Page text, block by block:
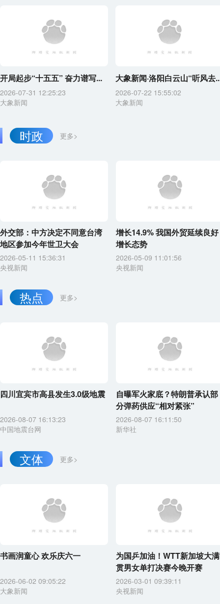
开局起步“十五五” 奋力谱写...
2026-07-31 12:25:23
大象新闻
大象新闻·洛阳白云山“听风去
2026-07-22 15:55:02
大象新闻
更多>
时政
外交部：中方决定不同意台湾
地区参加今年世卫大会
2026-05-11 15:36:31
央视新闻
增长14.9% 我国外贸延续良好
增长态势
2026-05-09 11:01:56
央视新闻
更多>
热点
四川宜宾市高县发生3.0级地震
2026-08-07 16:13:23
中国地震台网
自曝军火家底？特朗普承认部
分弹药供应“相对紧张”
2026-08-07 16:11:50
新华社
更多>
文体
书画润童心 欢乐庆六一
2026-06-02 09:05:22
大象新闻
为国乒加油！WTT新加坡大满
贯男女单打决赛今晚开赛
2026-03-01 09:39:11
央视新闻